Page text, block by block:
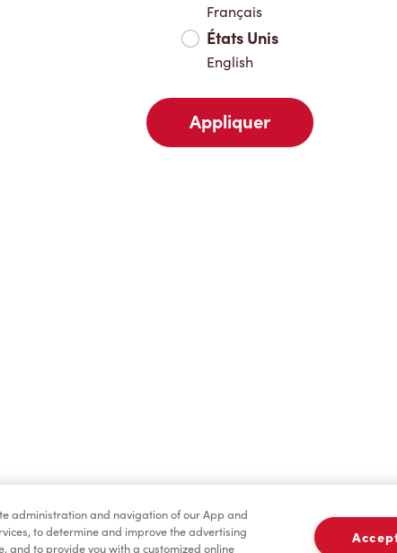
Marchandises
Français
États Unis
English
Appliquer
administration and navigation of our App and
to determine and improve the advertising
and to provide you with a customized online